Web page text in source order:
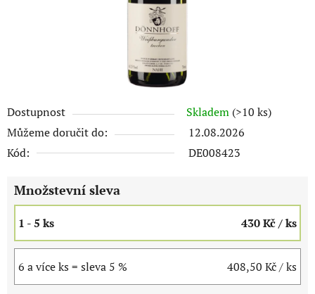
Dostupnost Skladem (>10 ks)
Můžeme doručit do:
12.08.2026
Kód:
DE008423
Množstevní sleva
1 - 5 ks 430 Kč/ ks
6 a více ks = sleva 5 % 408,50 Kč/ ks